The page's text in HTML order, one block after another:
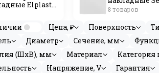
Elplast
(Китай)
8 товаров
Цена, ₽ Поверхность
Диаметр Сечение, мм
(ШхВ), мм
Материал
Напряжение, V Гарантия